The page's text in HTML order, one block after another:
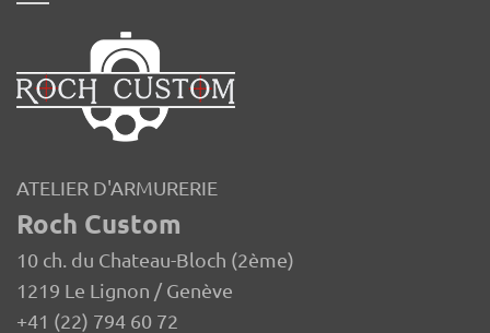
ATELIER D'ARMURERIE
Roch Custom
10 ch. du Chateau-Bloch (2ème)
1219 Le Lignon / Genève
+41 (22) 794 60 72